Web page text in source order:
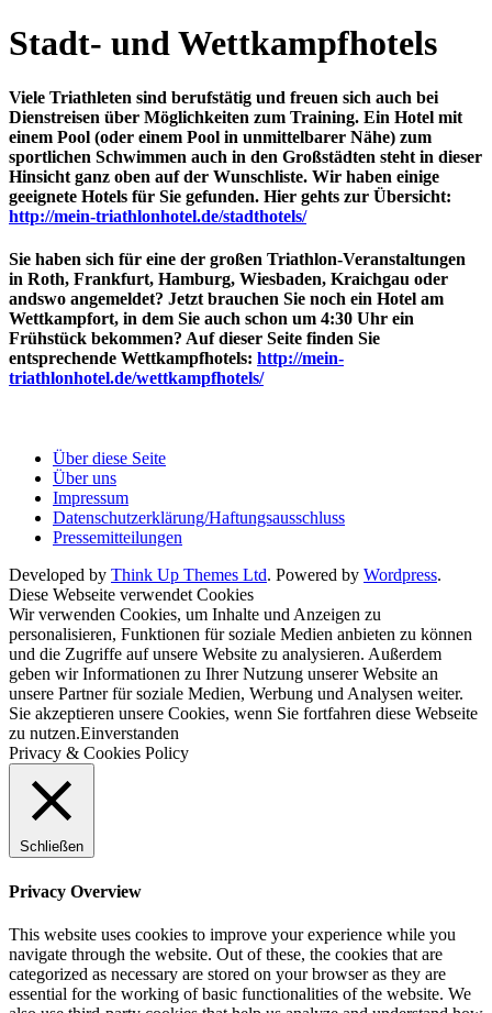
Stadt- und Wettkampfhotels
Viele Triathleten sind berufstätig und freuen sich auch bei
Dienstreisen über Möglichkeiten zum Training. Ein Hotel mit
einem Pool (oder einem Pool in unmittelbarer Nähe) zum
sportlichen Schwimmen auch in den Großstädten steht in dieser
Hinsicht ganz oben auf der Wunschliste. Wir haben einige
geeignete Hotels für Sie gefunden. Hier gehts zur Übersicht:
http://mein-triathlonhotel.de/stadthotels/
Sie haben sich für eine der großen Triathlon-Veranstaltungen
in Roth, Frankfurt, Hamburg, Wiesbaden, Kraichgau oder
andswo angemeldet? Jetzt brauchen Sie noch ein Hotel am
Wettkampfort, in dem Sie auch schon um 4:30 Uhr ein
Frühstück bekommen? Auf dieser Seite finden Sie
entsprechende Wettkampfhotels: http://mein-
triathlonhotel.de/wettkampfhotels/
Über diese Seite
Über uns
Impressum
Datenschutzerklärung/Haftungsausschluss
Pressemitteilungen
Developed by Think Up Themes Ltd. Powered by Wordpress.
Diese Webseite verwendet Cookies
Wir verwenden Cookies, um Inhalte und Anzeigen zu
personalisieren, Funktionen für soziale Medien anbieten zu können
und die Zugriffe auf unsere Website zu analysieren. Außerdem
geben wir Informationen zu Ihrer Nutzung unserer Website an
unsere Partner für soziale Medien, Werbung und Analysen weiter.
Sie akzeptieren unsere Cookies, wenn Sie fortfahren diese Webseite
zu nutzen.Einverstanden
Privacy & Cookies Policy
Schließen
Privacy Overview
This website uses cookies to improve your experience while you
navigate through the website. Out of these, the cookies that are
categorized as necessary are stored on your browser as they are
essential for the working of basic functionalities of the website. We